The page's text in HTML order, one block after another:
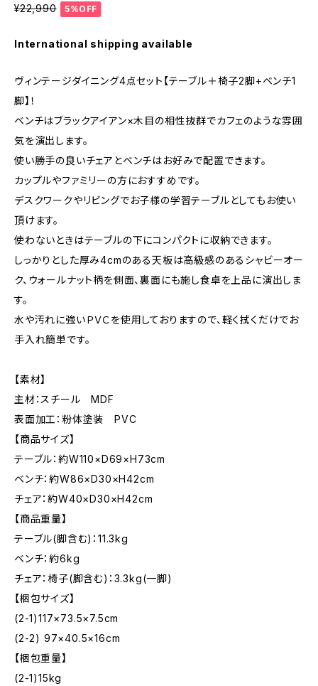
¥22,990 5%OFF
International shipping available
ヴィンテージダイニング4点セット【テーブル＋椅子2脚+ベンチ1
脚】！
ベンチはブラックアイアン×木目の相性抜群でカフェのような雰囲
気を演出します。
使い勝手の良いチェアとベンチはお好みで配置できます。
カップルやファミリーの方におすすめです。
デスクワークやリビングでお子様の学習テーブルとしてもお使い
頂けます。
使わないときはテーブルの下にコンパクトに収納できます。
しっかりとした厚み4cmのある天板は高級感のあるシャビーオー
ク、ウォールナット柄を側面、裏面にも施し食卓を上品に演出しま
す。
水や汚れに強いＰＶＣを使用しておりますので、軽く拭くだけでお
手入れ簡単です。
【素材】
主材：スチール MDF
表面加工：粉体塗装 PVC
【商品サイズ】
テーブル：約W110×D69×H73cm
ベンチ：約W86×D30×H42cm
チェア：約W40×D30×H42cm
【商品重量】
テーブル(脚含む)：11.3kg
ベンチ：約6kg
チェア：椅子(脚含む)：3.3kg(一脚)
【梱包サイズ】
(2-1)117×73.5×7.5cm
(2-2) 97×40.5×16cm
【梱包重量】
(2-1)15kg